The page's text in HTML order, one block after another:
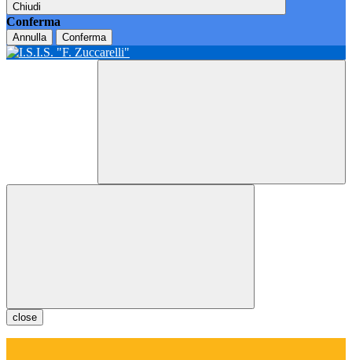
Chiudi
Conferma
Annulla Conferma
close